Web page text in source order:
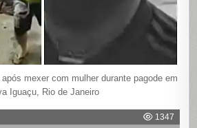
mexer com mulher durante pagode em
Iguaçu, Rio de Janeiro
1347